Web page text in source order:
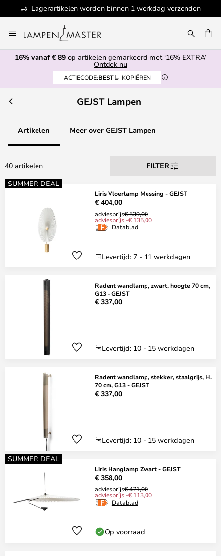
Lagerartikelen worden binnen 1 werkdag verzonden
naar
de
inhoud
16% vanaf € 89 op artikelen gemarkeerd met ‘16% EXTRA’
Ontdek nu
ACTIECODE:BEST KOPIËREN
GEJST Lampen
Artikelen Meer over GEJST Lampen
40 artikelen
FILTER
SUMMER DEAL
Liris Vloerlamp Messing - GEJST
€ 404,00
adviesprijs€ 539,00
adviesprijs -€ 135,00
Datablad
Levertijd: 7 - 11 werkdagen
Radent wandlamp, zwart, hoogte 70 cm,
G13 - GEJST
€ 337,00
Levertijd: 10 - 15 werkdagen
Radent wandlamp, stekker, staalgrijs, H.
70 cm, G13 - GEJST
€ 337,00
Levertijd: 10 - 15 werkdagen
SUMMER DEAL
Liris Hanglamp Zwart - GEJST
€ 358,00
adviesprijs€ 471,00
adviesprijs -€ 113,00
Datablad
Op voorraad